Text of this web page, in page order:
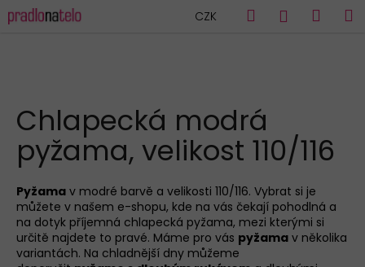
na
CZK Hledat
Chlapecká modrá
pyžama, velikost 110/116
Pyžama v modré barvě a velikosti 110/116. Vybrat si je
můžete v našem e-shopu, kde na vás čekají pohodlná a
na dotyk příjemná chlapecká pyžama, mezi kterými si
určitě najdete to pravé. Máme pro vás pyžama v několika
variantách. Na chladnější dny můžeme
K
o
o
p
o
t
ř
e
b
u